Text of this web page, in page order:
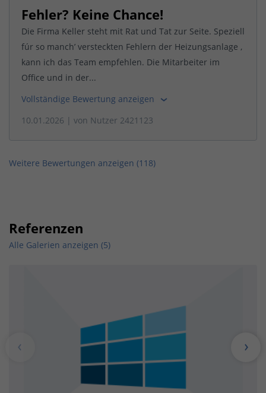
Fehler? Keine Chance!
Die Firma Keller steht mit Rat und Tat zur Seite. Speziell
fúr so manch’ versteckten Fehlern der Heizungsanlage ,
kann ich das Team empfehlen. Die Mitarbeiter im
Office und in der...
Vollständige Bewertung anzeigen
10.01.2026 | von Nutzer 2421123
Weitere Bewertungen anzeigen (118)
Referenzen
Alle Galerien anzeigen (5)